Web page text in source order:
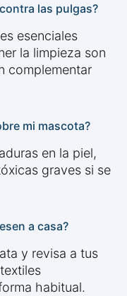
las pulgas?
esenciales
la limpieza son
complementar
mi mascota?
en la piel,
graves si se
a casa?
y revisa a tus
habitual.